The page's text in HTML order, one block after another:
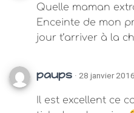
Quelle maman
Enceinte de mon
jour t’arriver à la
paups · 28 janvier
Il est excellent ce